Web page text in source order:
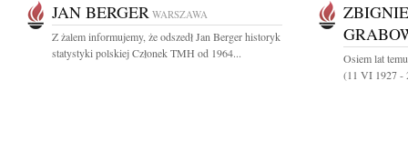
JAN BERGER WARSZAWA
Z żalem informujemy, że odszedł Jan Berger historyk
statystyki polskiej Członek TMH od 1964...
Osiem lat
(11 VI 1927 -